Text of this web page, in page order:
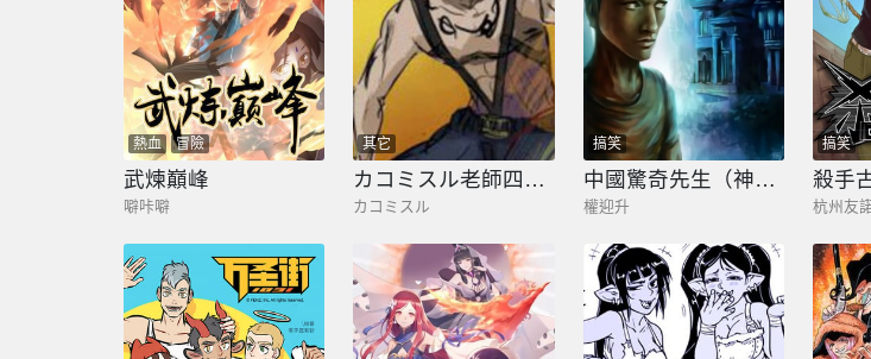
熱血 冒險
武煉巔峰
噼咔噼
其它
カコミスル老師四格合集
カコミスル
搞笑
中國驚奇先生（神鬼七殺令）
權迎升
搞笑
殺手
杭州友